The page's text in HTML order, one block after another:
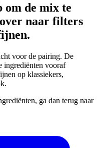
de mix te
naar filters
voor de pairing. De
ingrediënten vooraf
op klassiekers,
ga dan terug naar